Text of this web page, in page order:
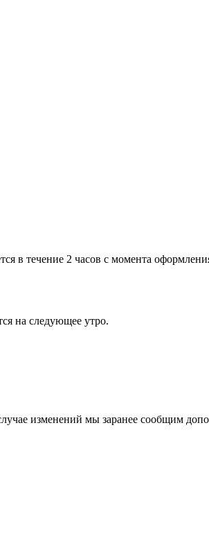
в течение 2 часов с момента
на следующее утро.
изменений мы заранее сообщим